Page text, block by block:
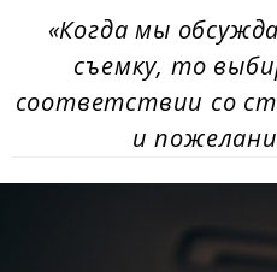
«Когда мы
съемку, то
соответствии со
и